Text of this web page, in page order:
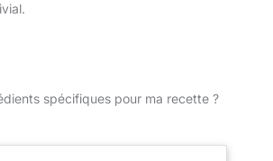
spécifiques pour ma recette ?